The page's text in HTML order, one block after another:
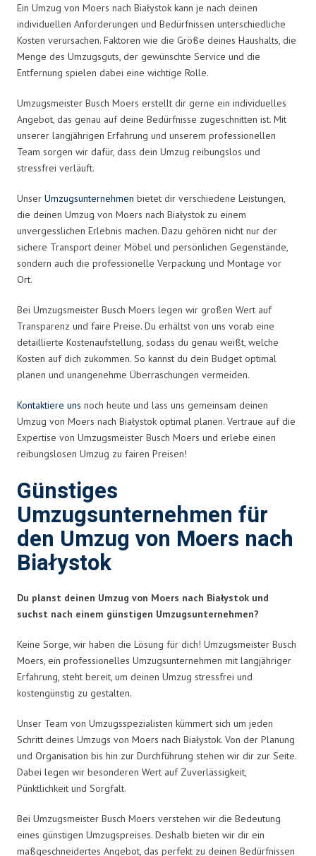
Ein Umzug von Moers nach Białystok kann je nach deinen
individuellen Anforderungen und Bedürfnissen unterschiedliche
Kosten verursachen. Faktoren wie die Größe deines Haushalts, die
Menge des Umzugsguts, der gewünschte Service und die
Entfernung spielen dabei eine wichtige Rolle.
Umzugsmeister Busch Moers erstellt dir gerne ein individuelles
Angebot, das genau auf deine Bedürfnisse zugeschnitten ist. Mit
unserer langjährigen Erfahrung und unserem professionellen
Team sorgen wir dafür, dass dein Umzug reibungslos und
stressfrei verläuft.
Unser Umzugsunternehmen bietet dir verschiedene Leistungen,
die deinen Umzug von Moers nach Białystok zu einem
unvergesslichen Erlebnis machen. Dazu gehören nicht nur der
sichere Transport deiner Möbel und persönlichen Gegenstände,
sondern auch die professionelle Verpackung und Montage vor
Ort.
Bei Umzugsmeister Busch Moers legen wir großen Wert auf
Transparenz und faire Preise. Du erhältst von uns vorab eine
detaillierte Kostenaufstellung, sodass du genau weißt, welche
Kosten auf dich zukommen. So kannst du dein Budget optimal
planen und unangenehme Überraschungen vermeiden.
Kontaktiere uns noch heute und lass uns gemeinsam deinen
Umzug von Moers nach Białystok optimal planen. Vertraue auf die
Expertise von Umzugsmeister Busch Moers und erlebe einen
reibungslosen Umzug zu fairen Preisen!
Günstiges
Umzugsunternehmen für
den Umzug von Moers nach
Białystok
Du planst deinen Umzug von Moers nach Białystok und
suchst nach einem günstigen Umzugsunternehmen?
Keine Sorge, wir haben die Lösung für dich! Umzugsmeister Busch
Moers, ein professionelles Umzugsunternehmen mit langjähriger
Erfahrung, steht bereit, um deinen Umzug stressfrei und
kostengünstig zu gestalten.
Unser Team von Umzugsspezialisten kümmert sich um jeden
Schritt deines Umzugs von Moers nach Białystok. Von der Planung
und Organisation bis hin zur Durchführung stehen wir dir zur Seite.
Dabei legen wir besonderen Wert auf Zuverlässigkeit,
Pünktlichkeit und Sorgfalt.
Bei Umzugsmeister Busch Moers verstehen wir die Bedeutung
eines günstigen Umzugspreises. Deshalb bieten wir dir ein
maßgeschneidertes Angebot, das perfekt zu deinen Bedürfnissen